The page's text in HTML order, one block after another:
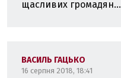
щасливих громадян...
ВАСИЛЬ ГАЦЬКО
16 серпня 2018, 18:41